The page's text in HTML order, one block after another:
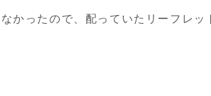
かったので、配っていたリーフレッ